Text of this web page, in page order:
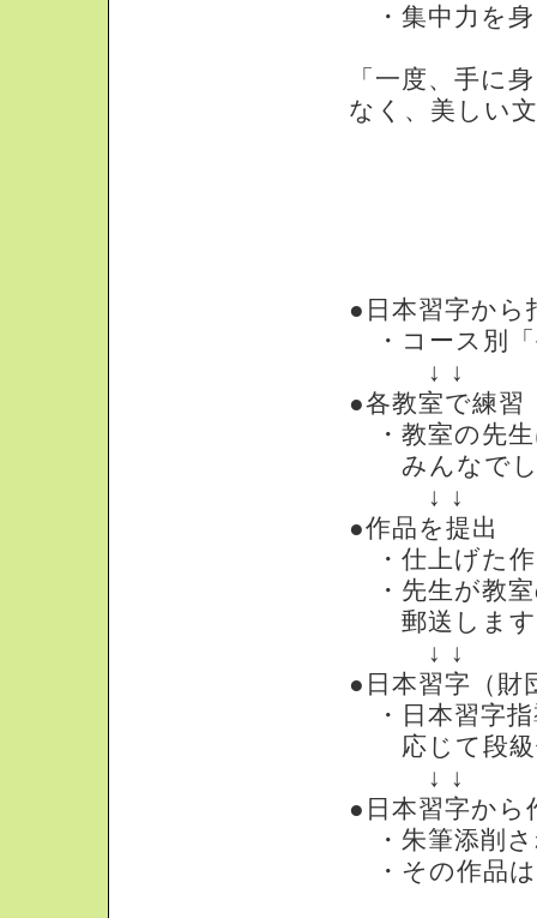
・集中力を
「一度、手に
なく、美しい
●日本習字から
・コース別「
↓ ↓
●各教室で練習
・教室の先生
みんなでし
↓ ↓
●作品を提出
・仕上げた作
・先生が教室
郵送します
↓ ↓
●日本習字（財
・日本習字指
応じて段級
↓ ↓
●日本習字から
・朱筆添削さ
・その作品